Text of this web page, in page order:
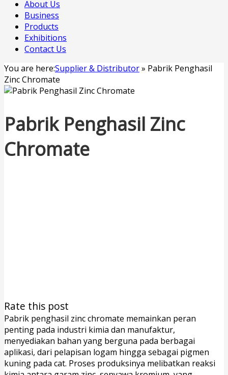
About Us
Business
Products
Exhibitions
Contact Us
You are here:Supplier & Distributor» Pabrik Penghasil
Zinc Chromate
Pabrik Penghasil Zinc
Chromate
Rate this post
Pabrik penghasil zinc chromate memainkan peran
penting pada industri kimia dan manufaktur,
menyediakan bahan yang berguna pada berbagai
aplikasi, dari pelapisan logam hingga sebagai pigmen
kuning pada cat. Proses produksinya melibatkan reaksi